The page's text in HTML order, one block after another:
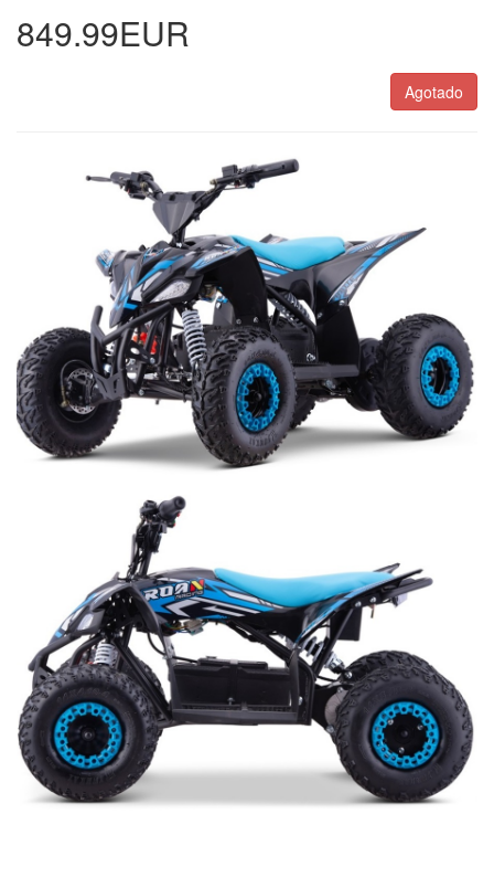
849.99EUR
Agotado